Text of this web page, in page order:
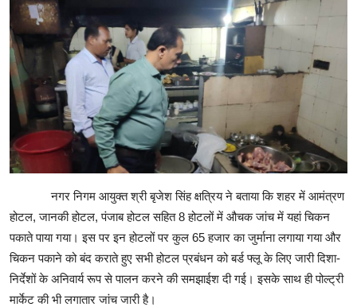
नगर निगम आयुक्त श्री बृजेश सिंह क्षत्रिय ने बताया कि शहर में आमंत्रण
होटल, जानकी होटल, पंजाब होटल सहित 8 होटलों में औचक जांच में यहां चिकन
पकाते पाया गया। इस पर इन होटलों पर कुल 65 हजार का जुर्माना लगाया गया और
चिकन पकाने को बंद कराते हुए सभी होटल प्रबंधन को बर्ड फ्लू के लिए जारी दिशा-
निर्देशों के अनिवार्य रूप से पालन करने की समझाईश दी गई। इसके साथ ही पोल्ट्री
मार्केट की भी लगातार जांच जारी है।